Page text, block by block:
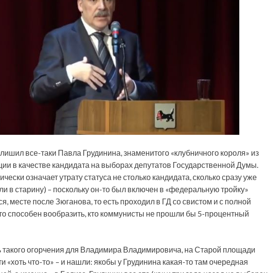
все-таки Павла Грудинина, знаменитого «клубничного короля» из
в качестве кандидата на выборах депутатов Государственной Думы.
означает утрату статуса не столько кандидата, сколько сразууже
в старину) – поскольку он-то был включен в «федеральную тройку»
месте после Зюганова, то есть проходил в ГД со свистом и с полной
способен вообразить, кто коммунисты не прошли бы 5-процентный
такого огорчения для Владимира Владимировича, на Старой площади
«хоть что-то» – и нашли: якобы у Грудинина какая-то там очередная